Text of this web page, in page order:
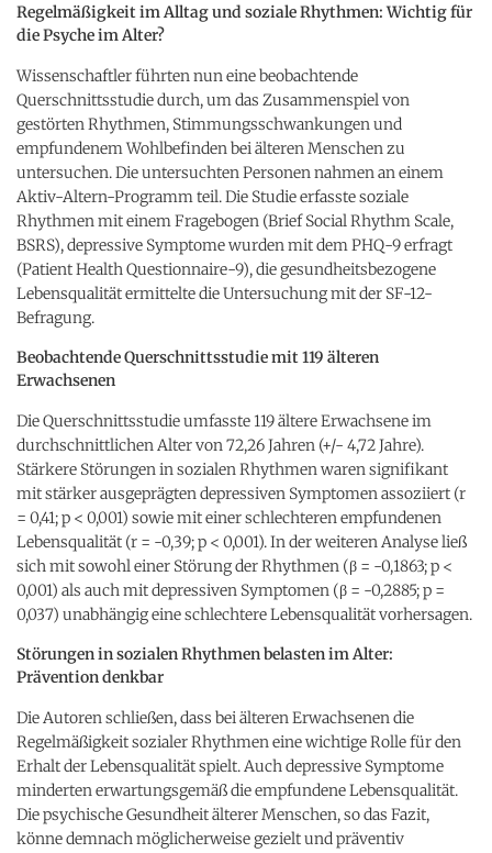
Regelmäßigkeit im Alltag und soziale Rhythmen: Wichtig für
die Psyche im Alter?
Wissenschaftler führten nun eine beobachtende
Querschnittsstudie durch, um das Zusammenspiel von
gestörten Rhythmen, Stimmungsschwankungen und
empfundenem Wohlbefinden bei älteren Menschen zu
untersuchen. Die untersuchten Personen nahmen an einem
Aktiv-Altern-Programm teil. Die Studie erfasste soziale
Rhythmen mit einem Fragebogen (Brief Social Rhythm Scale,
BSRS), depressive Symptome wurden mit dem PHQ-9 erfragt
(Patient Health Questionnaire-9), die gesundheitsbezogene
Lebensqualität ermittelte die Untersuchung mit der SF-12-
Befragung.
Beobachtende Querschnittsstudie mit 119 älteren
Erwachsenen
Die Querschnittsstudie umfasste 119 ältere Erwachsene im
durchschnittlichen Alter von 72,26 Jahren (+/- 4,72 Jahre).
Stärkere Störungen in sozialen Rhythmen waren signifikant
mit stärker ausgeprägten depressiven Symptomen assoziiert (r
= 0,41; p < 0,001) sowie mit einer schlechteren empfundenen
Lebensqualität (r = -0,39; p < 0,001). In der weiteren Analyse ließ
sich mit sowohl einer Störung der Rhythmen (β = -0,1863; p <
0,001) als auch mit depressiven Symptomen (β = -0,2885; p =
0,037) unabhängig eine schlechtere Lebensqualität vorhersagen.
Störungen in sozialen Rhythmen belasten im Alter:
Prävention denkbar
Die Autoren schließen, dass bei älteren Erwachsenen die
Regelmäßigkeit sozialer Rhythmen eine wichtige Rolle für den
Erhalt der Lebensqualität spielt. Auch depressive Symptome
minderten erwartungsgemäß die empfundene Lebensqualität.
Die psychische Gesundheit älterer Menschen, so das Fazit,
könne demnach möglicherweise gezielt und präventiv